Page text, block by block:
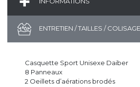
ENTRETIEN / TAILLES / COLISAGE
Casquette Sport Unisexe Daiber
8 Panneaux
2 Oeillets d’aérations brodés